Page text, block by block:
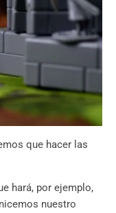
que hacer las
hará, por ejemplo,
nuestro